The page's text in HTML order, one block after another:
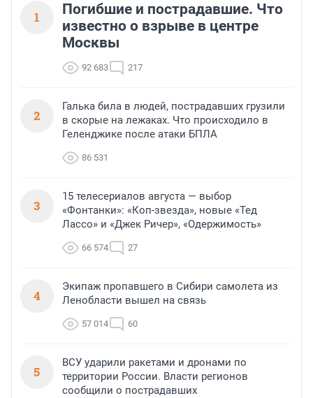
1
Погибшие и пострадавшие. Что
известно о взрыве в центре
Москвы
92 683 217
2
Галька била в людей, пострадавших грузили
в скорые на лежаках. Что происходило в
Геленджике после атаки БПЛА
86 531
3
15 телесериалов августа — выбор
«Фонтанки»: «Коп-звезда», новые «Тед
Лассо» и «Джек Ричер», «Одержимость»
66 574 27
4
Экипаж пропавшего в Сибири самолета из
Ленобласти вышел на связь
57 014 60
5
ВСУ ударили ракетами и дронами по
территории России. Власти регионов
сообщили о пострадавших